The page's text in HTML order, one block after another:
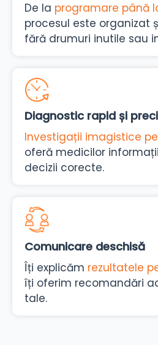
De la programare până
procesul este organizat
fără drumuri inutile sau
Diagnostic rapid și
Investigații imagistice
oferă medicilor
decizii corecte.
Comunicare deschisă
Îți explicăm rezultatele
îți oferim recomandări
tale.